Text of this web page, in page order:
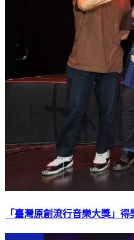
「臺灣原創流行音樂大獎」